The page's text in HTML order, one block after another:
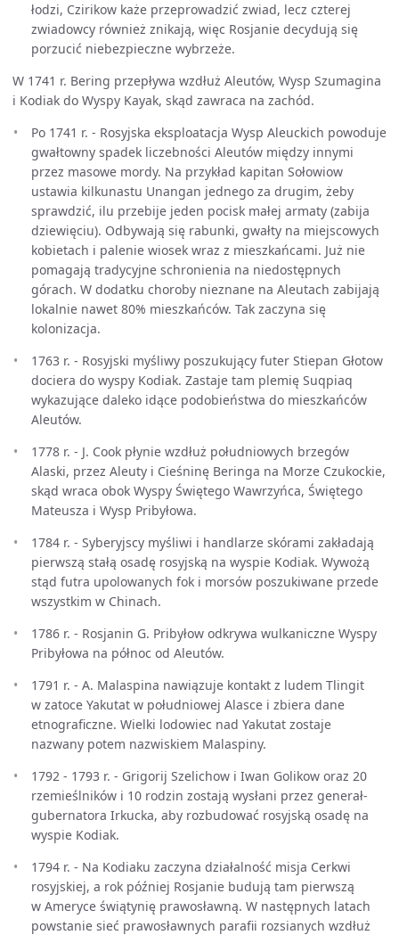
łodzi, Czirikow każe przeprowadzić zwiad, lecz czterej
zwiadowcy również znikają, więc Rosjanie decydują się
porzucić niebezpieczne wybrzeże.
W 1741 r. Bering przepływa wzdłuż Aleutów, Wysp Szumagina
i Kodiak do Wyspy Kayak, skąd zawraca na zachód.
Po 1741 r. - Rosyjska eksploatacja Wysp Aleuckich powoduje
gwałtowny spadek liczebności Aleutów między innymi
przez masowe mordy. Na przykład kapitan Sołowiow
ustawia kilkunastu Unangan jednego za drugim, żeby
sprawdzić, ilu przebije jeden pocisk małej armaty (zabija
dziewięciu). Odbywają się rabunki, gwałty na miejscowych
kobietach i palenie wiosek wraz z mieszkańcami. Już nie
pomagają tradycyjne schronienia na niedostępnych
górach. W dodatku choroby nieznane na Aleutach zabijają
lokalnie nawet 80% mieszkańców. Tak zaczyna się
kolonizacja.
1763 r. - Rosyjski myśliwy poszukujący futer Stiepan Głotow
dociera do wyspy Kodiak. Zastaje tam plemię Suqpiaq
wykazujące daleko idące podobieństwa do mieszkańców
Aleutów.
1778 r. - J. Cook płynie wzdłuż południowych brzegów
Alaski, przez Aleuty i Cieśninę Beringa na Morze Czukockie,
skąd wraca obok Wyspy Świętego Wawrzyńca, Świętego
Mateusza i Wysp Pribyłowa.
1784 r. - Syberyjscy myśliwi i handlarze skórami zakładają
pierwszą stałą osadę rosyjską na wyspie Kodiak. Wywożą
stąd futra upolowanych fok i morsów poszukiwane przede
wszystkim w Chinach.
1786 r. - Rosjanin G. Pribyłow odkrywa wulkaniczne Wyspy
Pribyłowa na północ od Aleutów.
1791 r. - A. Malaspina nawiązuje kontakt z ludem Tlingit
w zatoce Yakutat w południowej Alasce i zbiera dane
etnograficzne. Wielki lodowiec nad Yakutat zostaje
nazwany potem nazwiskiem Malaspiny.
1792 - 1793 r. - Grigorij Szelichow i Iwan Golikow oraz 20
rzemieślników i 10 rodzin zostają wysłani przez generał-
gubernatora Irkucka, aby rozbudować rosyjską osadę na
wyspie Kodiak.
1794 r. - Na Kodiaku zaczyna działalność misja Cerkwi
rosyjskiej, a rok później Rosjanie budują tam pierwszą
w Ameryce świątynię prawosławną. W następnych latach
powstanie sieć prawosławnych parafii rozsianych wzdłuż